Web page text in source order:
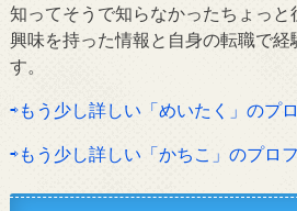
知ってそうで知らなかったちょっと
興味を持った情報と自身の転職で経
す。
⇨もう少し詳しい「めいたく」のプ
⇨もう少し詳しい「かちこ」のプロ